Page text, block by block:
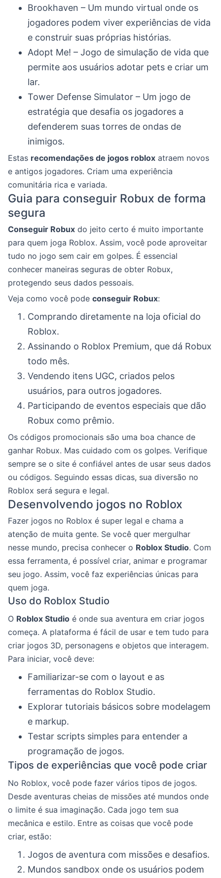
Brookhaven – Um mundo virtual onde os
jogadores podem viver experiências de vida
e construir suas próprias histórias.
Adopt Me! – Jogo de simulação de vida que
permite aos usuários adotar pets e criar um
lar.
Tower Defense Simulator – Um jogo de
estratégia que desafia os jogadores a
defenderem suas torres de ondas de
inimigos.
Estas recomendações de jogos roblox atraem novos
e antigos jogadores. Criam uma experiência
comunitária rica e variada.
Guia para conseguir Robux de forma
segura
Conseguir Robux do jeito certo é muito importante
para quem joga Roblox. Assim, você pode aproveitar
tudo no jogo sem cair em golpes. É essencial
conhecer maneiras seguras de obter Robux,
protegendo seus dados pessoais.
Veja como você pode conseguir Robux:
Comprando diretamente na loja oficial do
Roblox.
Assinando o Roblox Premium, que dá Robux
todo mês.
Vendendo itens UGC, criados pelos
usuários, para outros jogadores.
Participando de eventos especiais que dão
Robux como prêmio.
Os códigos promocionais são uma boa chance de
ganhar Robux. Mas cuidado com os golpes. Verifique
sempre se o site é confiável antes de usar seus dados
ou códigos. Seguindo essas dicas, sua diversão no
Roblox será segura e legal.
Desenvolvendo jogos no Roblox
Fazer jogos no Roblox é super legal e chama a
atenção de muita gente. Se você quer mergulhar
nesse mundo, precisa conhecer o Roblox Studio. Com
essa ferramenta, é possível criar, animar e programar
seu jogo. Assim, você faz experiências únicas para
quem joga.
Uso do Roblox Studio
O Roblox Studio é onde sua aventura em criar jogos
começa. A plataforma é fácil de usar e tem tudo para
criar jogos 3D, personagens e objetos que interagem.
Para iniciar, você deve:
Familiarizar-se com o layout e as
ferramentas do Roblox Studio.
Explorar tutoriais básicos sobre modelagem
e markup.
Testar scripts simples para entender a
programação de jogos.
Tipos de experiências que você pode criar
No Roblox, você pode fazer vários tipos de jogos.
Desde aventuras cheias de missões até mundos onde
o limite é sua imaginação. Cada jogo tem sua
mecânica e estilo. Entre as coisas que você pode
criar, estão:
Jogos de aventura com missões e desafios.
Mundos sandbox onde os usuários podem